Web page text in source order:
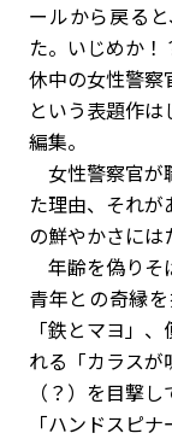
ールから戻る
た。いじめか
休中の女性警察
という表題作
編集。
女性警察官が
た理由、それ
の鮮やかさには
年齢を偽りそ
青年との奇縁
「鉄とマヨ」
れる「カラス
（？）を目撃
「ハンドスピ